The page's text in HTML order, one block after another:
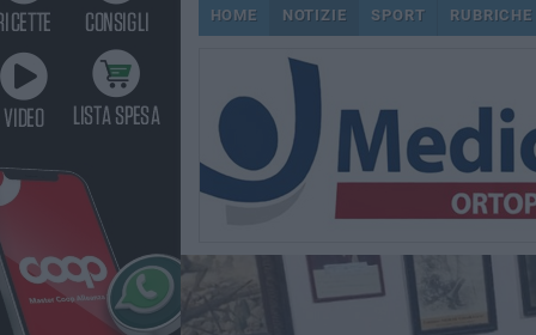
HOME NOTIZIE SPORT RUBRICHE